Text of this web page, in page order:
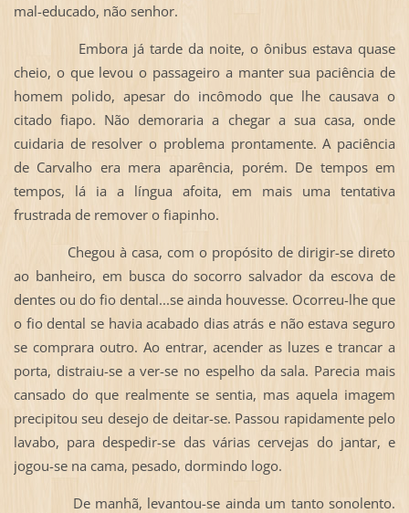
mal-educado, não senhor.
Embora já tarde da noite, o ônibus estava quase
cheio, o que levou o passageiro a manter sua paciência de
homem polido, apesar do incômodo que lhe causava o
citado fiapo. Não demoraria a chegar a sua casa, onde
cuidaria de resolver o problema prontamente. A paciência
de Carvalho era mera aparência, porém. De tempos em
tempos, lá ia a língua afoita, em mais uma tentativa
frustrada de remover o fiapinho.
Chegou à casa, com o propósito de dirigir-se direto
ao banheiro, em busca do socorro salvador da escova de
dentes ou do fio dental...se ainda houvesse. Ocorreu-lhe que
o fio dental se havia acabado dias atrás e não estava seguro
se comprara outro. Ao entrar, acender as luzes e trancar a
porta, distraiu-se a ver-se no espelho da sala. Parecia mais
cansado do que realmente se sentia, mas aquela imagem
precipitou seu desejo de deitar-se. Passou rapidamente pelo
lavabo, para despedir-se das várias cervejas do jantar, e
jogou-se na cama, pesado, dormindo logo.
De manhã, levantou-se ainda um tanto sonolento.